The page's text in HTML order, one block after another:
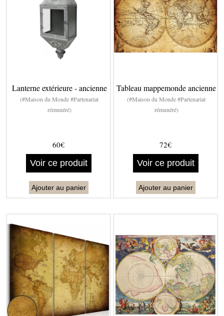
Lanterne extérieure - ancienne
(#Maison du Monde #Partenariat
rémunéré)
60€
Voir ce produit
Ajouter au panier
Tableau mappemonde ancienne
(#Maison du Monde #Partenariat
rémunéré)
72€
Voir ce produit
Ajouter au panier